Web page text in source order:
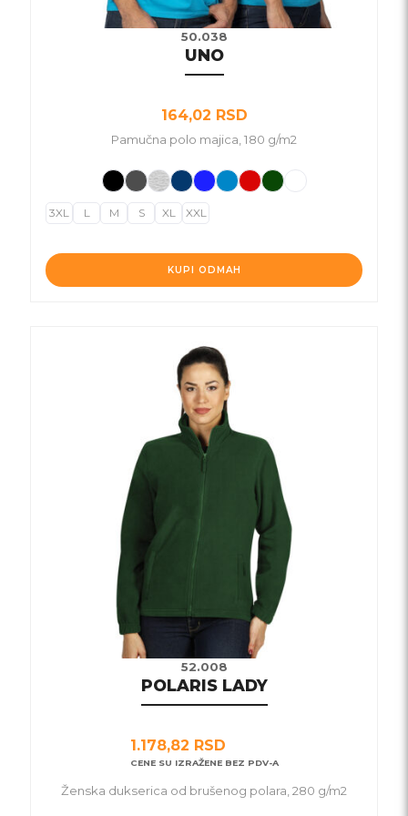
50.038
UNO
164,02 RSD
Pamučna polo majica, 180 g/m2
KUPI ODMAH
3XL L M S XL XXL
52.008
POLARIS LADY
1.178,82 RSD
CENE SU IZRAŽENE BEZ PDV-A
Ženska dukserica od brušenog polara, 280 g/m2
proizvoda.